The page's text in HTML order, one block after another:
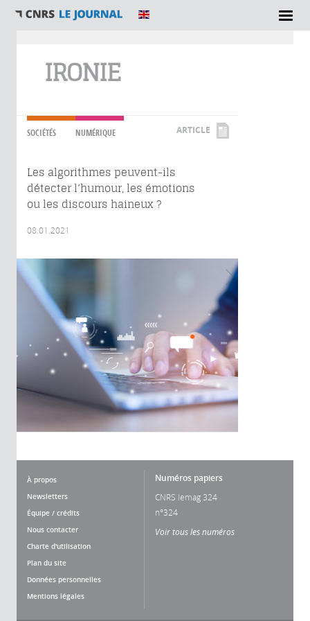
IRONIE
SOCIÉTÉS NUMÉRIQUE ARTICLE
Les algorithmes peuvent-ils
détecter l’humour, les émotions
ou les discours haineux ?
08.01.2021
À propos
Newsletters
Équipe / crédits
Nous contacter
Charte d'utilisation
Plan du site
Données personnelles
Mentions légales
Numéros papiers
CNRS lemag 324
n°324
Voir tous les numéros